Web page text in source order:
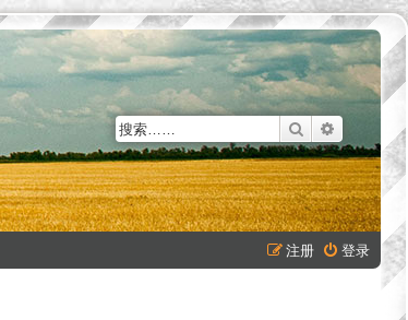
搜索
登录
注册